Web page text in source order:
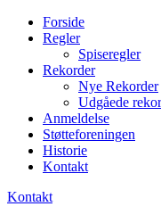
Forside
Regler
Spiseregler
Rekorder
Nye Rekorder
Udgåede
Anmeldelse
Støtteforeningen
Historie
Kontakt
Kontakt